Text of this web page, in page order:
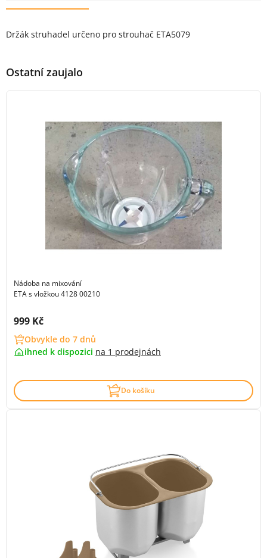
Držák struhadel určeno pro strouhač ETA5079
Ostatní zaujalo
Nádoba na mixování
ETA s vložkou 4128 00210
Cena s DPH:
999 Kč
Obvykle do 7 dnů
ihned k dispozici na 1 prodejnách
Do košíku